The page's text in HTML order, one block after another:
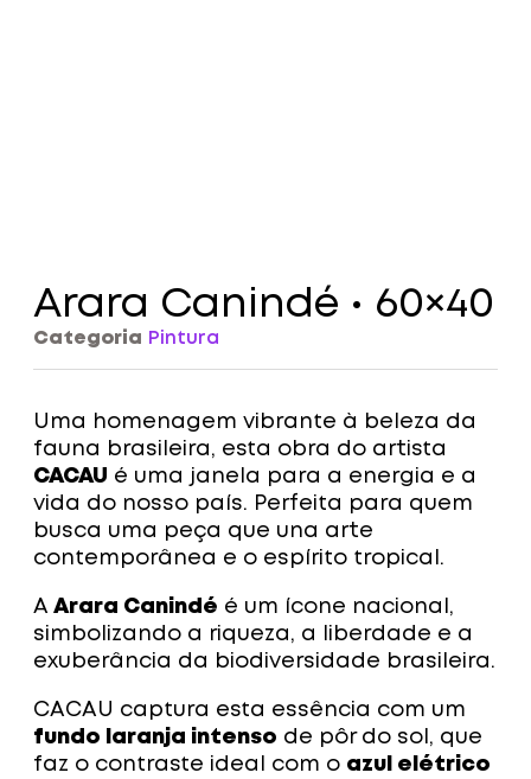
Arara Canindé • 60×40
Categoria Pintura
Uma homenagem vibrante à beleza da
fauna brasileira, esta obra do artista
CACAU é uma janela para a energia e a
vida do nosso país. Perfeita para quem
busca uma peça que una arte
contemporânea e o espírito tropical.
A Arara Canindé é um ícone nacional,
simbolizando a riqueza, a liberdade e a
exuberância da biodiversidade brasileira.
CACAU captura esta essência com um
fundo laranja intenso de pôr do sol, que
faz o contraste ideal com o azul elétrico